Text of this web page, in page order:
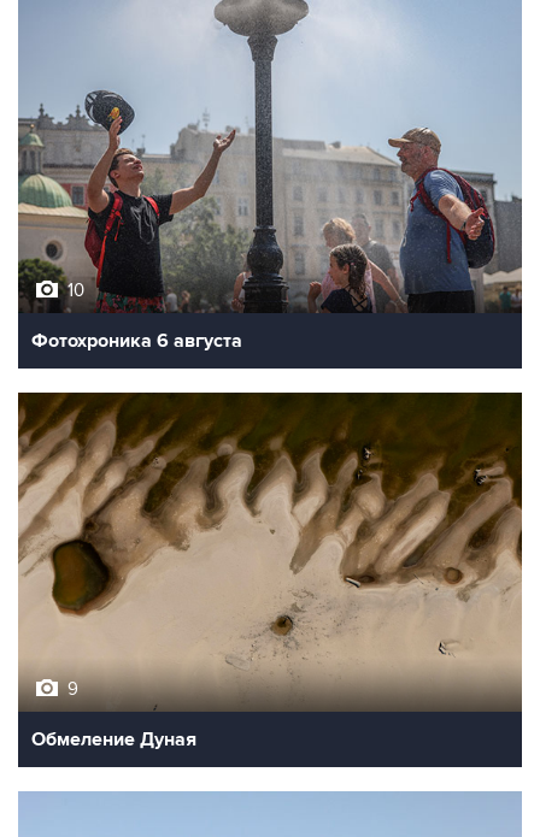
10
Фотохроника 6 августа
9
Обмеление Дуная